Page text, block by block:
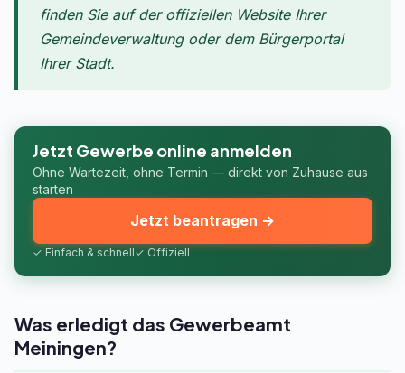
finden Sie auf der offiziellen Website Ihrer
Gemeindeverwaltung oder dem Bürgerportal
Ihrer Stadt.
Jetzt Gewerbe online anmelden
Ohne Wartezeit, ohne Termin — direkt von Zuhause aus
starten
✓ Einfach & schnell✓ Offiziell
Jetzt beantragen →
Was erledigt das Gewerbeamt
Meiningen?